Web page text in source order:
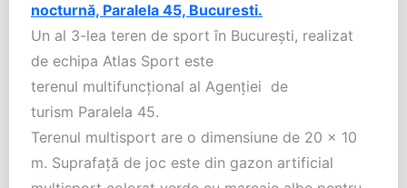
nocturnă, Paralela 45, Bucuresti.
Un al 3-lea teren de sport în București, realizat
de echipa Atlas Sport este
terenul multifuncțional al Agenției de
turism Paralela 45.
Terenul multisport are o dimensiune de 20 x 10
m. Suprafață de joc este din gazon artificial